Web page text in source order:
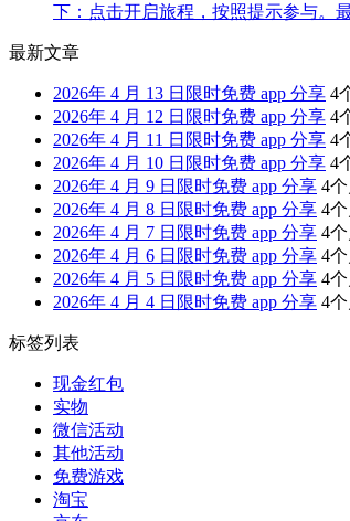
下：点击开启旅程，按照提示参与。
最新文章
2026年 4 月 13 日限时免费 app 分享 4
2026年 4 月 12 日限时免费 app 分享 4
2026年 4 月 11 日限时免费 app 分享 4
2026年 4 月 10 日限时免费 app 分享 4
2026年 4 月 9 日限时免费 app 分享 4
2026年 4 月 8 日限时免费 app 分享 4
2026年 4 月 7 日限时免费 app 分享 4
2026年 4 月 6 日限时免费 app 分享 4
2026年 4 月 5 日限时免费 app 分享 4
2026年 4 月 4 日限时免费 app 分享 4
标签列表
现金红包
实物
微信活动
其他活动
免费游戏
淘宝